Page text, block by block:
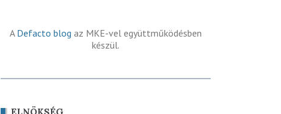
A Defacto blog az MKE-vel együttműködésben
készül.